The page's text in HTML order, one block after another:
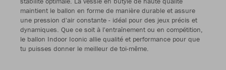
maintient le ballon en forme de manière durable et assure
une pression d'air constante - idéal pour des jeux précis et
dynamiques. Que ce soit à l'entraînement ou en compétition,
le ballon Indoor Iconic allie qualité et performance pour que
tu puisses donner le meilleur de toi-même.